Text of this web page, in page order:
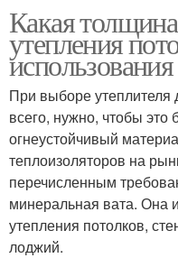
Какая
утепления
При выборе утеплителя
всего, нужно, чтобы это
огнеустойчивый
теплоизоляторов на
перечисленным
минеральная вата. Она
утепления потолков,
лоджий.